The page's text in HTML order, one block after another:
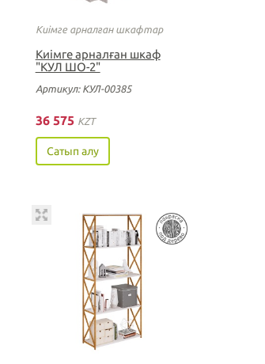
Киімге арналған шкафтар
Киімге арналған шкаф
"КУЛ ШО-2"
Артикул: КУЛ-00385
36 575 KZT
Сатып алу